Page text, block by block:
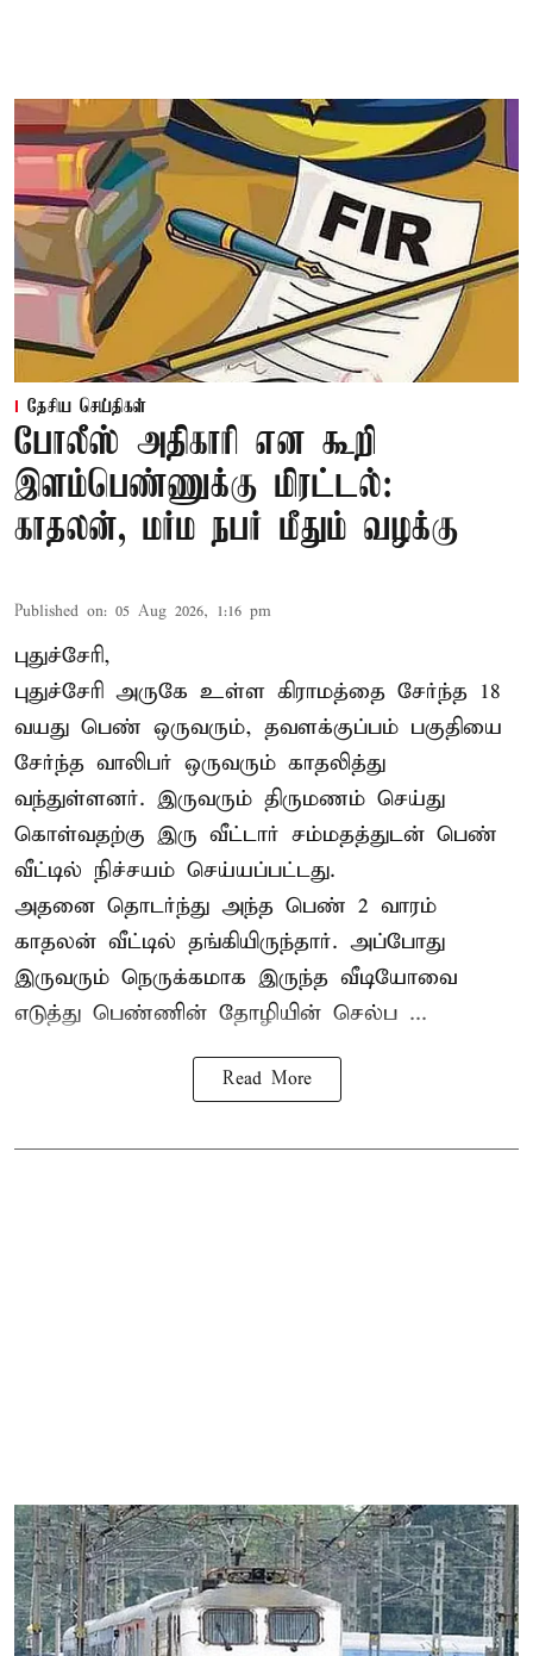
தேசிய செய்திகள்
போலீஸ் அதிகாரி என கூறி
இளம்பெண்ணுக்கு மிரட்டல்:
காதலன், மர்ம நபர் மீதும் வழக்கு
Published on: 05 Aug 2026, 1:16 pm
புதுச்சேரி,
புதுச்சேரி அருகே உள்ள கிராமத்தை சேர்ந்த 18
வயது பெண் ஒருவரும், தவளக்குப்பம் பகுதியை
சேர்ந்த வாலிபர் ஒருவரும் காதலித்து
வந்துள்ளனர். இருவரும் திருமணம் செய்து
கொள்வதற்கு இரு வீட்டார் சம்மதத்துடன் பெண்
வீட்டில் நிச்சயம் செய்யப்பட்டது.
அதனை தொடர்ந்து அந்த பெண் 2 வாரம்
காதலன் வீட்டில் தங்கியிருந்தார். அப்போது
இருவரும் நெருக்கமாக இருந்த வீடியோவை
எடுத்து பெண்ணின் தோழியின் செல்ப ...
Read More